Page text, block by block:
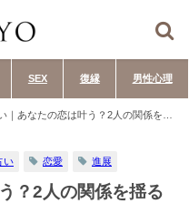
SEX 復縁 男性心理
｜あなたの恋は叶う？2人の関係を揺
い 恋愛 進展
？2人の関係を揺る